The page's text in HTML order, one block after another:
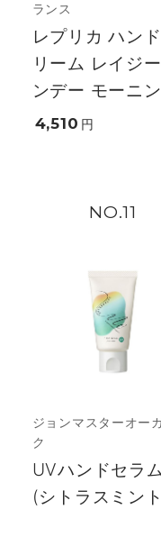
ランス
レプリカ ハン
リーム レイジ
ンデー モーニ
4,510 円
11
ジョンマスターオー
ク
UVハンドセラ
(シトラスミン